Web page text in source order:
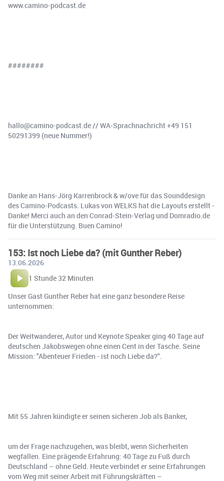
www.⁠⁠⁠⁠⁠⁠⁠⁠⁠⁠⁠⁠⁠camino-podcast.de⁠⁠⁠⁠⁠⁠⁠⁠⁠⁠⁠⁠⁠
########
hallo@camino-podcast.de⁠⁠⁠⁠⁠⁠ // ⁠⁠⁠⁠WA-Sprachnachricht +49 151
50291399 (neue Nummer!)
Danke an Hans-Jörg Karrenbrock & w/ove für das Sounddesign
des Camino-Podcasts. Lukas von WELKS hat die Layouts erstellt -
Danke! Merci auch an den Conrad-Stein-Verlag und ⁠⁠Domradio.de⁠⁠
für die Unterstützung. Buen Camino!
153: Ist noch Liebe da? (mit Gunther Reber)
13.06.2026
1 Stunde 32 Minuten
Unser Gast Gunther Reber hat eine ganz besondere Reise
unternommen:
Der Weitwanderer, Autor und Keynote Speaker ging 40 Tage auf
deutschen Jakobswegen ohne einen Cent in der Tasche. Seine
Mission: "Abenteuer Frieden - ist noch Liebe da?".
Mit 55 Jahren kündigte er seinen sicheren Job als Banker,
um der Frage nachzugehen, was bleibt, wenn Sicherheiten
wegfallen. Eine prägende Erfahrung: 40 Tage zu Fuß durch
Deutschland – ohne Geld. Heute verbindet er seine Erfahrungen
vom Weg mit seiner Arbeit mit Führungskräften –